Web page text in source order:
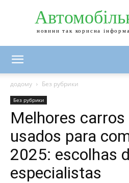
новини так корисна
додому Без рубрики
Без рубрики
Melhores carros
usados para
2025: escolhas
especialistas